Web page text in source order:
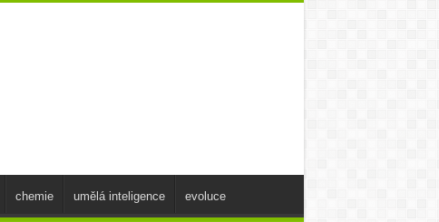
chemie umělá inteligence evoluce